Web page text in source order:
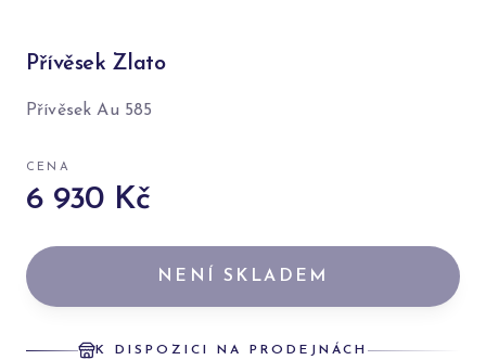
Přívěsek Zlato
Přívěsek Au 585
CENA
6 930 Kč
NENÍ SKLADEM
K DISPOZICI NA PRODEJNÁCH